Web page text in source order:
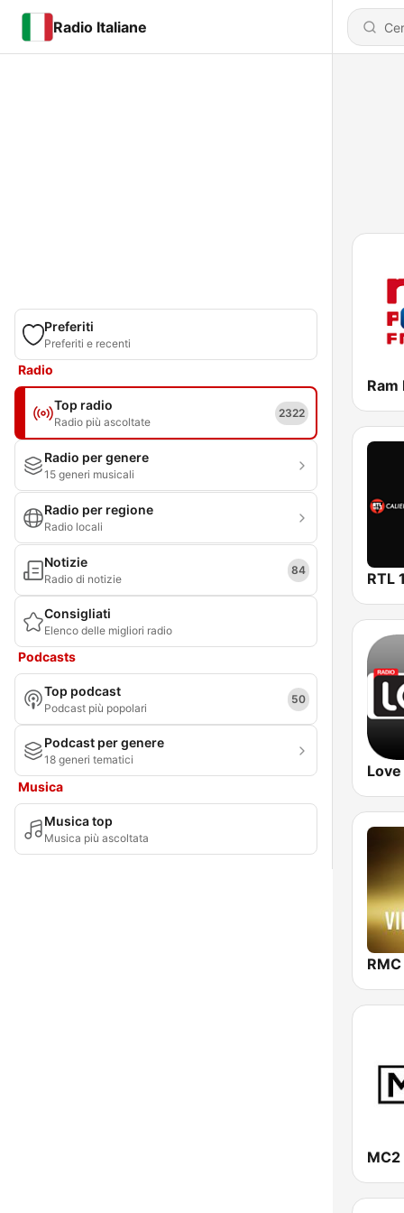
Radio Italiane
Preferiti
Preferiti e recenti
Radio
Top radio
Radio più ascoltate
2322
Radio per genere
15 generi musicali
Radio per regione
Radio locali
Notizie
Radio di notizie
84
Consigliati
Elenco delle migliori radio
Podcasts
Top podcast
Podcast più popolari
50
Podcast per genere
18 generi tematici
Musica
Musica top
Musica più ascoltata
Ram
Love
MC2